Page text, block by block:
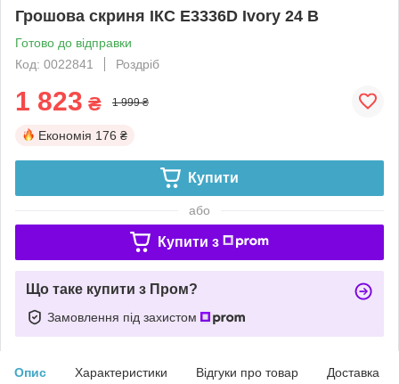
Грошова скриня ІКС E3336D Ivory 24 В
Готово до відправки
Код: 0022841
Роздріб
1 823 ₴ 1 999 ₴
Економія 176 ₴
Купити
або
Купити з
Що таке купити з Пром?
Замовлення під захистом
Опис Характеристики Відгуки про товар Доставка